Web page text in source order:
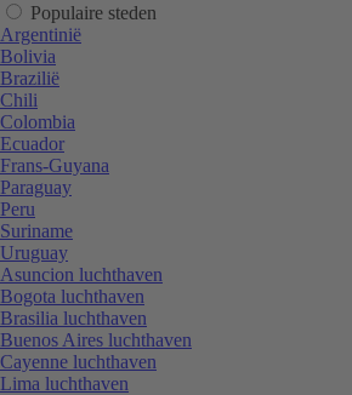
Populaire steden
Argentinië
Bolivia
Brazilië
Chili
Colombia
Ecuador
Frans-Guyana
Paraguay
Peru
Suriname
Uruguay
Asuncion luchthaven
Bogota luchthaven
Brasilia luchthaven
Buenos Aires luchthaven
Cayenne luchthaven
Lima luchthaven